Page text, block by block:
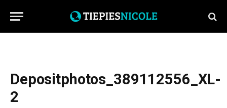
Depositphotos_389112556_XL-
2